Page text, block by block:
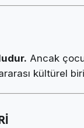
Ancak
kültürel